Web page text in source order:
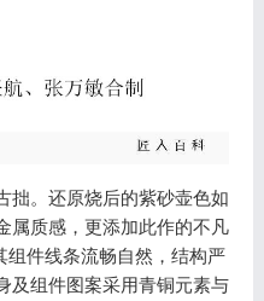
拙。还原烧后的紫砂壶色如
属质感，更添加此作的不凡
组件线条流畅自然，结构严
及组件图案采用青铜元素与